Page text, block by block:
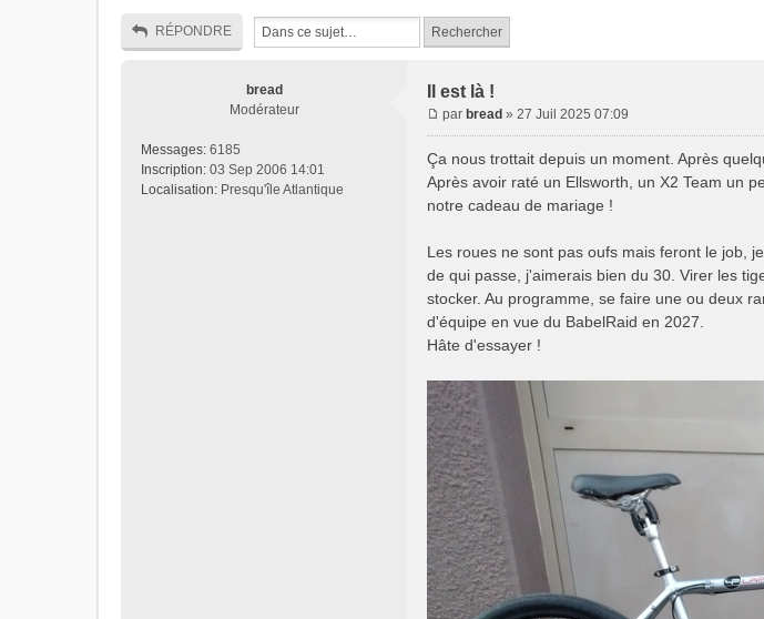
RÉPONDRE
bread
Modérateur
Messages: 6185
Inscription: 03 Sep 2006 14:01
Localisation: Presqu'île Atlantique
Il est là !
par bread » 27 Juil 2025 07:09
Ça nous trottait depuis un moment. Après
Après avoir raté un Ellsworth, un X2 Team un
notre cadeau de mariage !
Les roues ne sont pas oufs mais feront le job,
de qui passe, j'aimerais bien du 30. Virer les
stocker. Au programme, se faire une ou deux
d'équipe en vue du BabelRaid en 2027.
Hâte d'essayer !